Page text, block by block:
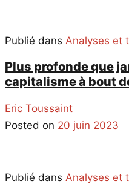
Publié dans Analyses et
Plus profonde que
capitalisme à bout
Eric Toussaint
Posted on 20 juin 2023
Publié dans Analyses et